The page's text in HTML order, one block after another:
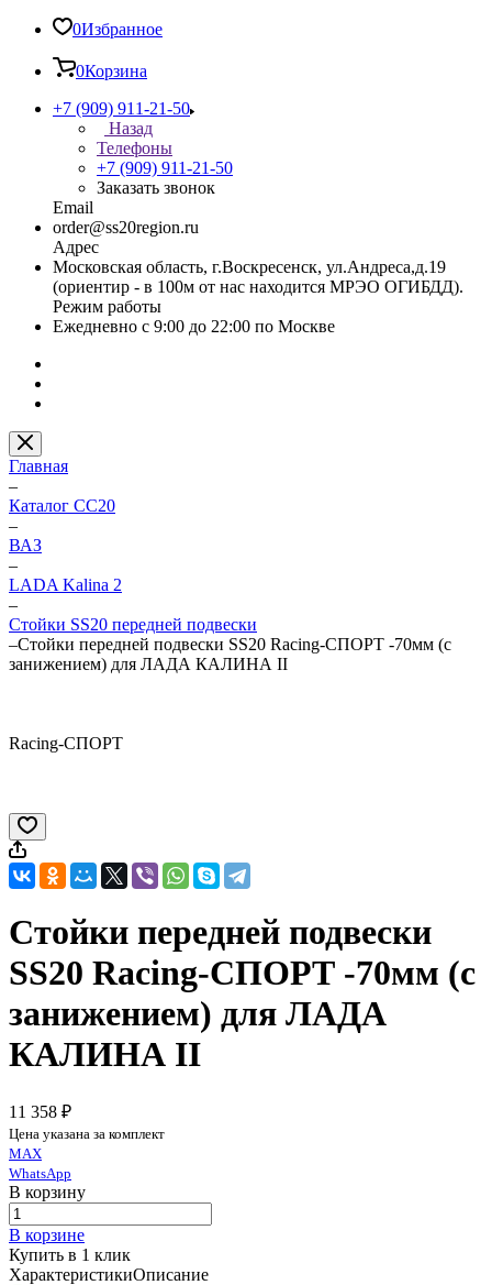
0Избранное
0Корзина
+7 (909) 911-21-50
Назад
Телефоны
+7 (909) 911-21-50
Заказать звонок
Email
order@ss20region.ru
Адрес
Московская область, г.Воскресенск, ул.Андреса,д.19
(ориентир - в 100м от нас находится МРЭО ОГИБДД).
Режим работы
Ежедневно с 9:00 до 22:00 по Москве
Главная
–
Каталог CC20
–
ВАЗ
–
LADA Kalina 2
–
Стойки SS20 передней подвески
–Стойки передней подвески SS20 Racing-СПОРТ -70мм (с
занижением) для ЛАДА КАЛИНА II
Racing-СПОРТ
Стойки передней подвески
SS20 Racing-СПОРТ -70мм (с
занижением) для ЛАДА
КАЛИНА II
11 358 ₽
Цена указана за комплект
MAX
WhatsApp
В корзину
В корзине
Купить в 1 клик
ХарактеристикиОписание